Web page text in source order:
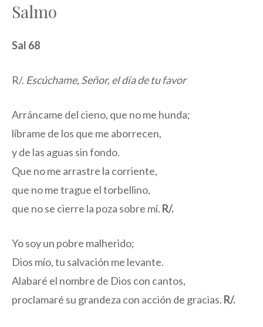
Salmo
Sal 68
R/. Escúchame, Señor, el día de tu favor
Arráncame del cieno, que no me hunda;
líbrame de los que me aborrecen,
y de las aguas sin fondo.
Que no me arrastre la corriente,
que no me trague el torbellino,
que no se cierre la poza sobre mí. R/.
Yo soy un pobre malherido;
Dios mío, tu salvación me levante.
Alabaré el nombre de Dios con cantos,
proclamaré su grandeza con acción de gracias. R/.